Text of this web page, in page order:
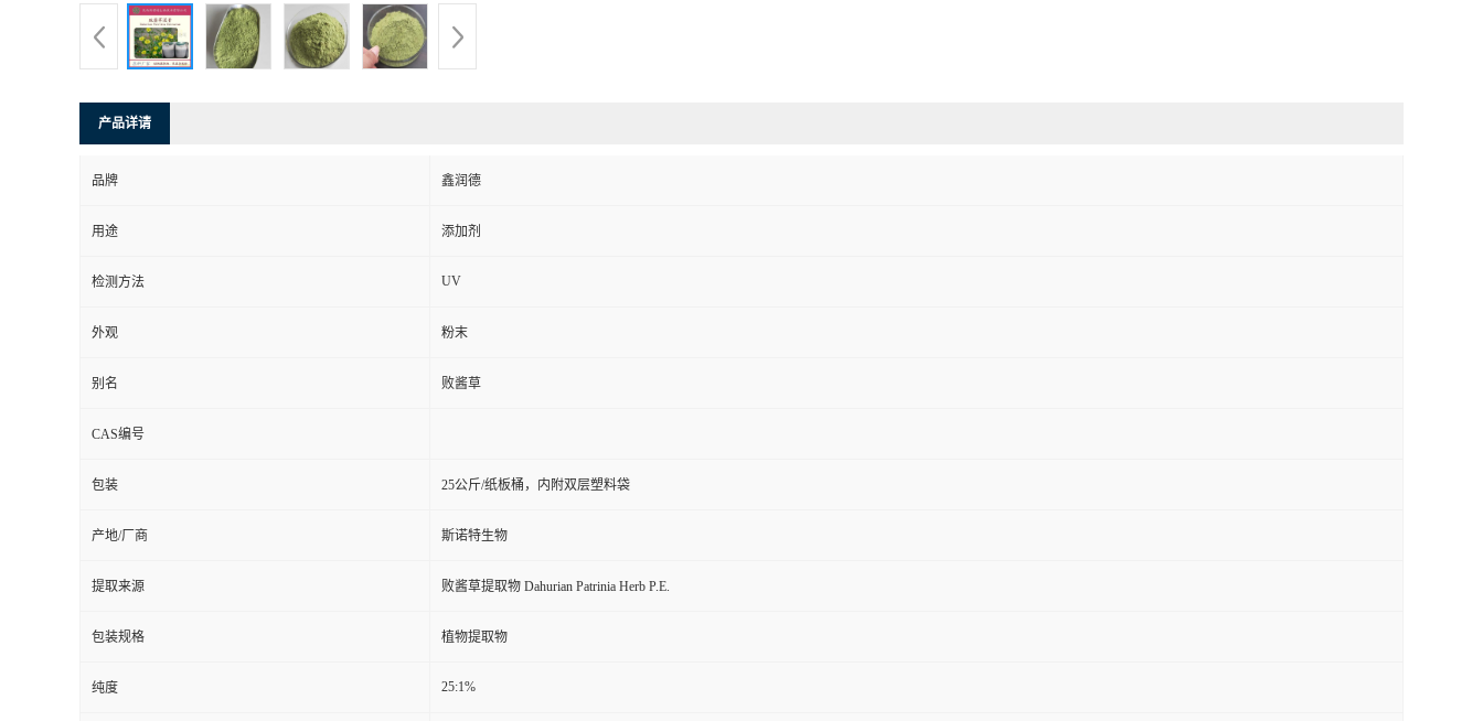
产品详请
品牌 鑫润德
用途 添加剂
检测方法 UV
外观 粉末
别名 败酱草
CAS编号
包装 25公斤/纸板桶，内附双层塑料袋
产地/厂商 斯诺特生物
提取来源 败酱草提取物 Dahurian Patrinia Herb P.E.
包装规格 植物提取物
纯度 25:1%